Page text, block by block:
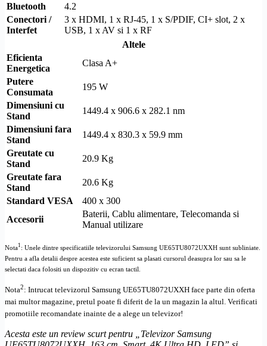
Bluetooth
4.2
Conectori /
Interfet
3 x HDMI, 1 x RJ-45, 1 x S/PDIF, CI+ slot, 2 x
USB, 1 x AV si 1 x RF
Altele
Eficienta
Energetica
Clasa A+
Putere
Consumata
195 W
Dimensiuni cu
Stand
1449.4 x 906.6 x 282.1 nm
Dimensiuni fara
Stand
1449.4 x 830.3 x 59.9 mm
Greutate cu
Stand
20.9 Kg
Greutate fara
Stand
20.6 Kg
Standard VESA
400 x 300
Accesorii
Baterii, Cablu alimentare, Telecomanda si
Manual utilizare
Nota1 : Unele dintre specificatiile televizorului Samsung UE65TU8072UXXH sunt subliniate.
Pentru a afla detalii despre acestea este suficient sa plasati cursorul deasupra lor sau sa le
selectati daca folositi un dispozitiv cu ecran tactil.
Nota2: Intrucat televizorul Samsung UE65TU8072UXXH face parte din oferta
mai multor magazine, pretul poate fi diferit de la un magazin la altul. Verificati
promotiile recomandate inainte de a alege un televizor!
Acesta este un review scurt pentru „ Televizor Samsung